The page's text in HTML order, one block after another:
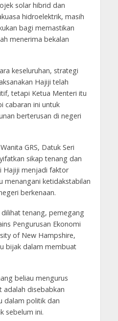
solar hibrid dan
hidroelektrik, masih
bagi memastikan
menerima bekalan
keseluruhan, strategi
Hajiji telah
tetapi Ketua Menteri itu
cabaran ini untuk
berterusan di negeri
GRS, Datuk Seri
sikap tenang dan
Hajiji menjadi faktor
menangani ketidakstabilan
berkenaan.
tenang, pemegang
Pengurusan Ekonomi
of New Hampshire,
bijak dalam membuat
beliau mengurus
adalah disebabkan
dalam politik dan
sebelum ini.